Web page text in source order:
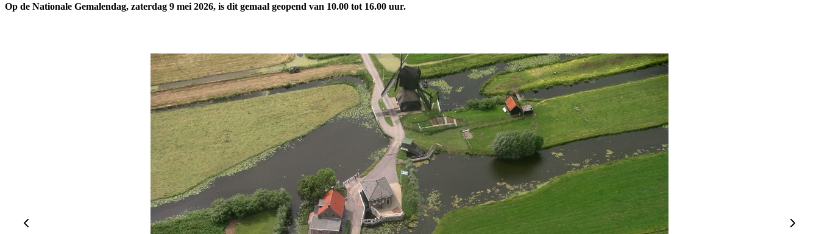
Op de Nationale Gemalendag, zaterdag 9 mei 2026, is dit gemaal geopend van 10.00 tot 16.00 uur.